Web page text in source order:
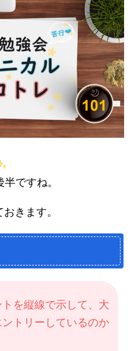
ですね。
きます。
を縦線で示して、大
トリーしているのか